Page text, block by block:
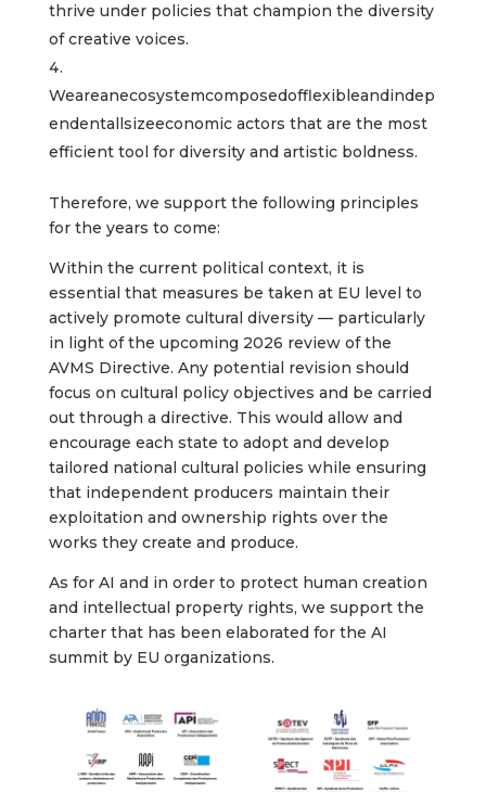
thrive under policies that champion the diversity
of creative voices.
Weareanecosystemcomposedofflexibleandindep
endentallsizeeconomic actors that are the most
efficient tool for diversity and artistic boldness.
Therefore, we support the following principles
for the years to come:
Within the current political context, it is
essential that measures be taken at EU level to
actively promote cultural diversity — particularly
in light of the upcoming 2026 review of the
AVMS Directive. Any potential revision should
focus on cultural policy objectives and be carried
out through a directive. This would allow and
encourage each state to adopt and develop
tailored national cultural policies while ensuring
that independent producers maintain their
exploitation and ownership rights over the
works they create and produce.
As for AI and in order to protect human creation
and intellectual property rights, we support the
charter that has been elaborated for the AI
summit by EU organizations.